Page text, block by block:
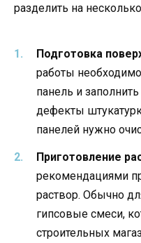
разделить на
Подготовка
работы
панель и
дефекты
панелей нужно
Приготовление
рекомендациями
раствор. Обычно
гипсовые смеси,
строительных